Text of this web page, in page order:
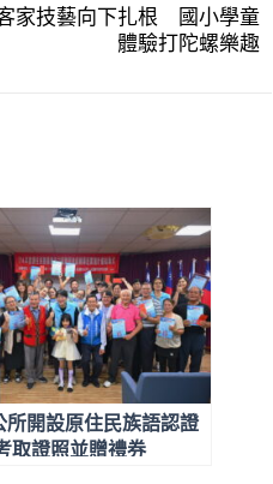
家技藝向下扎根 國小學童
體驗打陀螺樂趣
所開設原住民族語認證
取證照並贈禮券